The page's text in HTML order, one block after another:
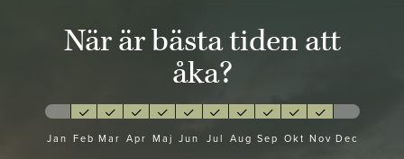
När är bästa tiden att
åka?
Jan Feb Mar Apr Maj Jun Jul Aug Sep Okt Nov Dec